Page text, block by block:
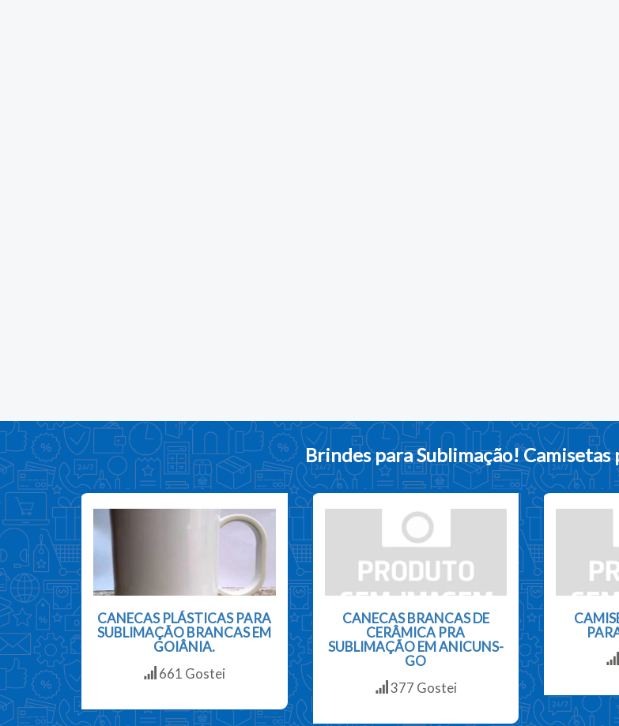
Brindes para Sublimação!Camisetas
CANECAS PLÁSTICAS PARA
SUBLIMAÇÃO BRANCAS EM
GOIÂNIA.
661 Gostei
CANECAS BRANCAS DE
CERÂMICA PRA
SUBLIMAÇÃO EM ANICUNS-
GO
377 Gostei